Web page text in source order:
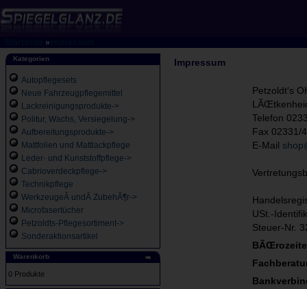
»
Kategorien
Autopflegesets
Neue Fahrzeugpflegemittel
Lackreinigungsprodukte->
Politur, Wachs, Versiegelung->
Aufbereitungsprodukte->
Mattfolien und Mattlackpflege
Leder- und Kunststoffpflege->
Cabrioverdeckpflege->
Technikpflege
WerkzeugeÂ undÂ ZubehÃ¶r->
Microfasertücher
Petzoldts-Pflegesortiment->
Sonderaktionsartikel
Warenkorb
0 Produkte
Impressum
Petzoldt's
Telefon
Fax 02331/
E-Mail
USt.-
Steuer-Nr.